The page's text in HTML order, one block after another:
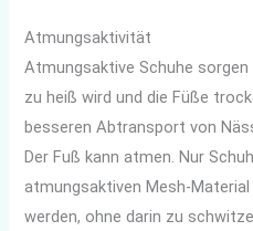
Atmungsaktivität
Atmungsaktive Schuhe
zu heiß wird und die Füße
besseren Abtransport von
Der Fuß kann atmen. Nur
atmungsaktiven Mesh-
werden, ohne darin zu